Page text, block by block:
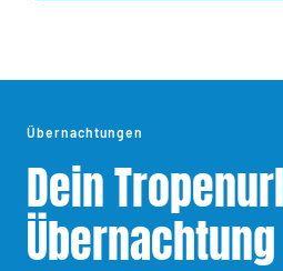
Übernachtungen
Dein